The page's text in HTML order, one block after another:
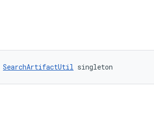
SearchArtifactUtil singleton